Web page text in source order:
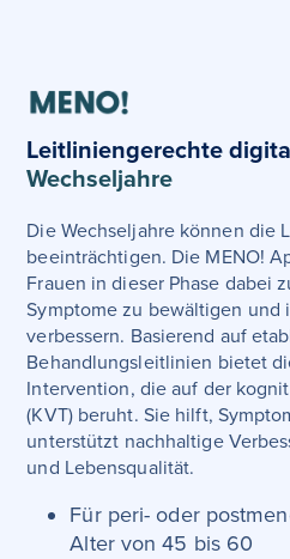
Leitliniengerechte
Wechseljahre
Die Wechseljahre können die
beeinträchtigen. Die MENO!
Frauen in dieser Phase dabei
Symptome zu bewältigen und
verbessern. Basierend auf
Behandlungsleitlinien bietet
Intervention, die auf der
(KVT) beruht. Sie hilft,
unterstützt nachhaltige
und Lebensqualität.
Für peri- oder
Alter von 45 bis 60